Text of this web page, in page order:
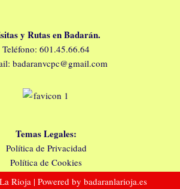
y Rutas en Badarán.
Teléfono: 601.45.66.64
badaranvcpc@gmail.com
Temas Legales:
Política de Privacidad
Política de Cookies
Rioja | Powered by badaranlarioja.es